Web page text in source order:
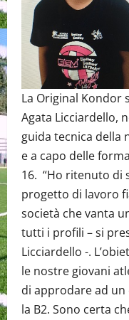
La Original Kondor
Agata Licciardello,
guida tecnica della
e a capo delle
16. “Ho ritenuto di
progetto di lavoro
società che vanta
tutti i profili – si
Licciardello -.
le nostre giovani
di approdare ad
la B2. Sono certa